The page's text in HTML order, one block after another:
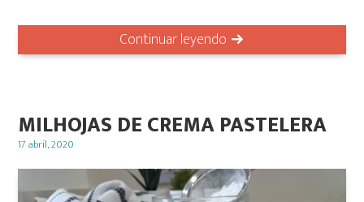
Continuar leyendo
MILHOJAS DE CREMA PASTELERA
Posted
17 abril, 2020